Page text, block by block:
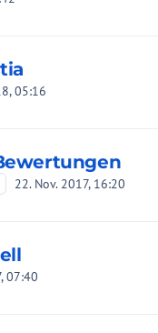
05:16
22. Nov. 2017, 16:20
07:40